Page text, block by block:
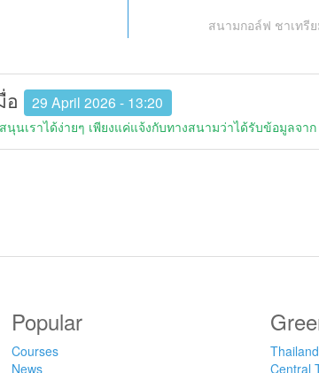
สนามกอล์ฟ ชาเทรี
อ 29 April 2026 - 13:20
เราได้ง่ายๆ เพียงแค่แจ้งกับทางสนามว่าได้รับข้อมูลจาก
Popular
Courses
News
Thailand
Central